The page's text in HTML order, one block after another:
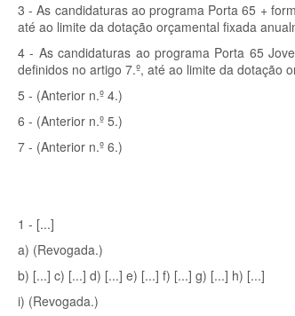
3 - As candidaturas ao programa Porta 65 +
até ao limite da dotação orçamental fixada
4 - As candidaturas ao programa Porta 65
definidos no artigo 7.º, até ao limite da dotação
5 - (Anterior n.º 4.)
6 - (Anterior n.º 5.)
7 - (Anterior n.º 6.)
1 - [...]
a) (Revogada.)
b) [...] c) [...] d) [...] e) [...] f) [...] g) [...] h) [...]
i) (Revogada.)